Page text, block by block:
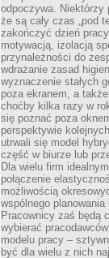
odpoczywa. Niektórzy
że są cały czas „pod
zakończyć dzień
motywacją, izolacją
przynależności do
wdrażanie zasad
wyznaczenie stałych
poza ekranem, a
choćby kilka razy w
się poznać poza
perspektywie
utrwali się model
część w biurze lub
Dla wielu firm
połączenie
możliwością
wspólnego
Pracownicy zaś będą
wybierać
modelu pracy –
być dla wielu z nich